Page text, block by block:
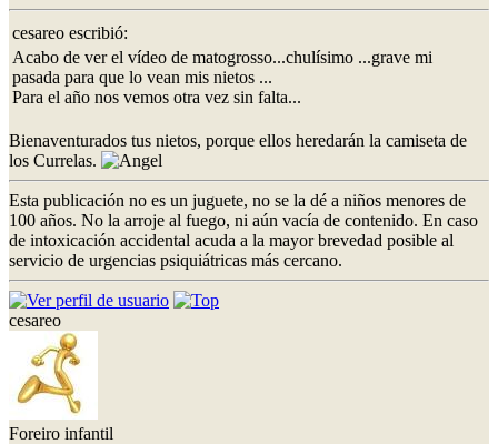
cesareo escribió:
Acabo de ver el vídeo de matogrosso...chulísimo ...grave mi
pasada para que lo vean mis nietos ...
Para el año nos vemos otra vez sin falta...
Bienaventurados tus nietos, porque ellos heredarán la camiseta de
los Currelas.
Esta publicación no es un juguete, no se la dé a niños menores de
100 años. No la arroje al fuego, ni aún vacía de contenido. En caso
de intoxicación accidental acuda a la mayor brevedad posible al
servicio de urgencias psiquiátricas más cercano.
cesareo
Foreiro infantil